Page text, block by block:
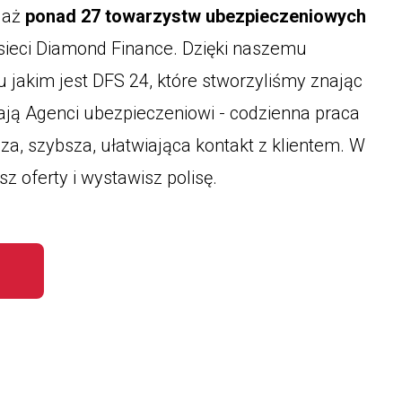
ponad 27 towarzystw ubezpieczeniowych
Diamond Finance. Dzięki naszemu
jakim jest DFS 24, które stworzyliśmy znając
Agenci ubezpieczeniowi - codzienna praca
szybsza, ułatwiająca kontakt z klientem. W
oferty i wystawisz polisę.